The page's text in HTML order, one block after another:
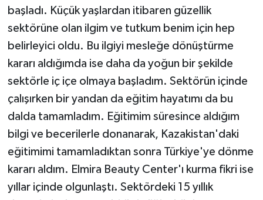
başladı. Küçük yaşlardan itibaren güzellik
sektörüne olan ilgim ve tutkum benim için hep
belirleyici oldu. Bu ilgiyi mesleğe dönüştürme
kararı aldığımda ise daha da yoğun bir şekilde
sektörle iç içe olmaya başladım. Sektörün içinde
çalışırken bir yandan da eğitim hayatımı da bu
dalda tamamladım. Eğitimim süresince aldığım
bilgi ve becerilerle donanarak, Kazakistan'daki
eğitimimi tamamladıktan sonra Türkiye'ye dönme
kararı aldım. Elmira Beauty Center'ı kurma fikri ise
yıllar içinde olgunlaştı. Sektördeki 15 yıllık